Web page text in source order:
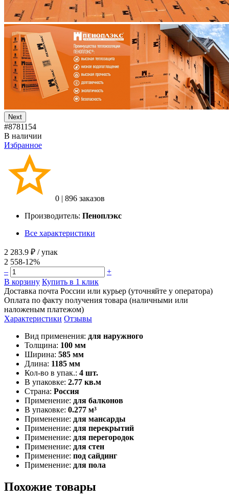
Next
#8781154
В наличии
Избранное
0 | 896 заказов
Производитель: Пеноплэкс
Все характеристики
2 283.9 ₽ / упак
2 558-12%
–
+
В корзину Купить в 1 клик
Доставка почта России или курьер (уточняйте у оператора)
Оплата по факту получения товара (наличными или
наложеным платежом)
Характеристики Отзывы
Вид применения: для наружного
Толщина: 100 мм
Ширина: 585 мм
Длина: 1185 мм
Кол-во в упак.: 4 шт.
В упаковке: 2.77 кв.м
Страна: Россия
Применение: для балконов
В упаковке: 0.277 м³
Применение: для мансарды
Применение: для перекрытий
Применение: для перегородок
Применение: для стен
Применение: под сайдинг
Применение: для пола
Похожие товары